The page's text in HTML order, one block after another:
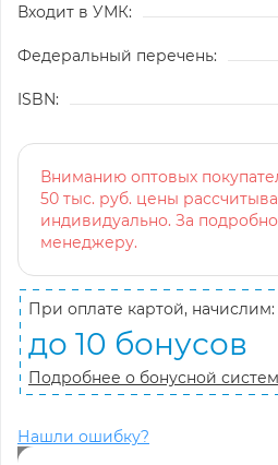
Входит в УМК:
Федеральный перечень:
ISBN:
Вниманию оптовых
50 тыс. руб. цены
индивидуально. За
менеджеру.
При оплате картой, начислим:
до 10 бонусов
Подробнее о бонусной
Нашли ошибку?